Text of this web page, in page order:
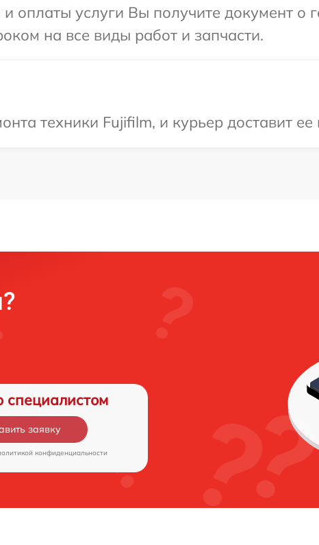
и оплаты услуги Вы получите документ о
на все виды работ и запчасти.
техники Fujifilm, и курьер доставит ее
специалистом
заявку
конфиденциальности